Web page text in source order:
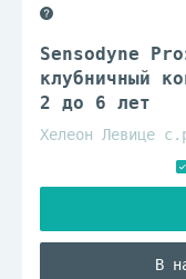
Sensodyne
клубничный
2 до 6 лет
Хелеон Левице
В